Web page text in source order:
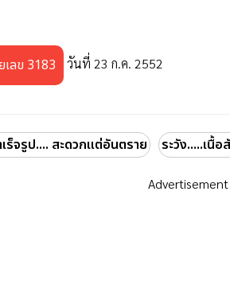
เลข 3183 วันที่ 23 ก.ค. 2552
ร็จรูป.... สะดวกแต่อันตราย ระวัง.....เนื้
Advertisement